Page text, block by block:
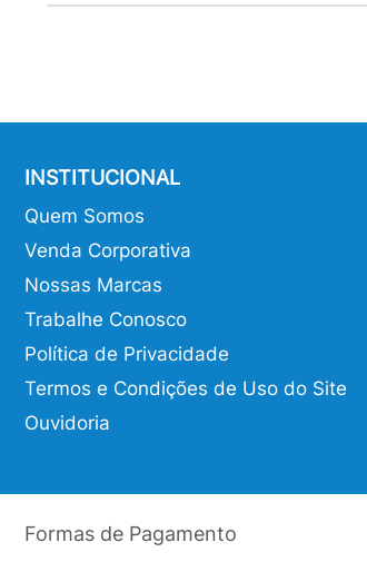
INSTITUCIONAL
Quem Somos
Venda Corporativa
Nossas Marcas
Trabalhe Conosco
Política de Privacidade
Termos e Condições de Uso do Site
Ouvidoria
Formas de Pagamento